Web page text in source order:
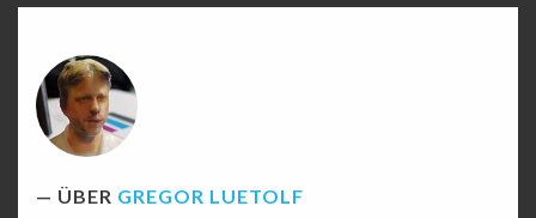
ÜBER GREGOR LUETOLF